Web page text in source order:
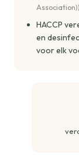
Association))
HACCP
en
voor elk